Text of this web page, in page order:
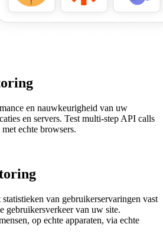
en nauwkeurigheid van uw
en servers. Test multi-step API calls
echte browsers.
van gebruikerservaringen vast
gebruikersverkeer van uw site.
op echte apparaten, via echte